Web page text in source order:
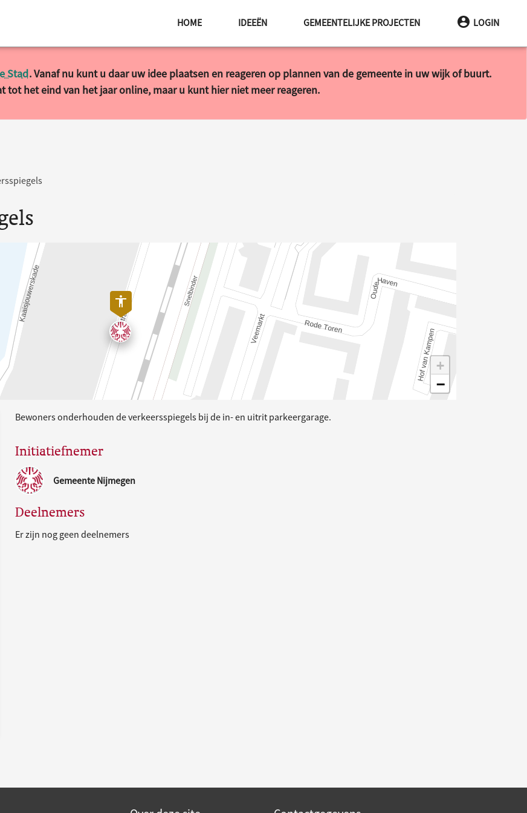
HOME IDEEËN GEMEENTELIJKE PROJECTEN LOGIN
Stad. Vanaf nu kunt u daar uw idee plaatsen en reageren op plannen van de gemeente in uw wijk of buurt.
tot het eind van het jaar online, maar u kunt hier niet meer reageren.
+
−
Bewoners onderhouden de verkeersspiegels bij de in- en uitrit parkeergarage.
Initiatiefnemer
Gemeente Nijmegen
Deelnemers
Er zijn nog geen deelnemers